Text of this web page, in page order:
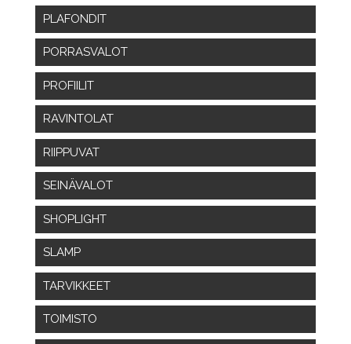
PLAFONDIT
PORRASVALOT
PROFIILIT
RAVINTOLAT
RIIPPUVAT
SEINÄVALOT
SHOPLIGHT
SLAMP
TARVIKKEET
TOIMISTO